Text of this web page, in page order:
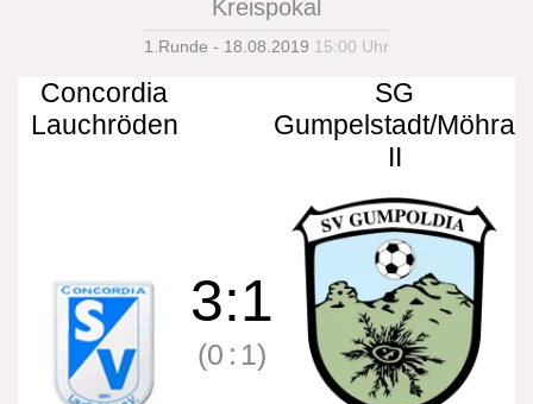
Kreispokal
1.Runde - 18.08.2019 15:00 Uhr
Concordia
Lauchröden
SG
Gumpelstadt/Möhra
II
3:1
(0 : 1)